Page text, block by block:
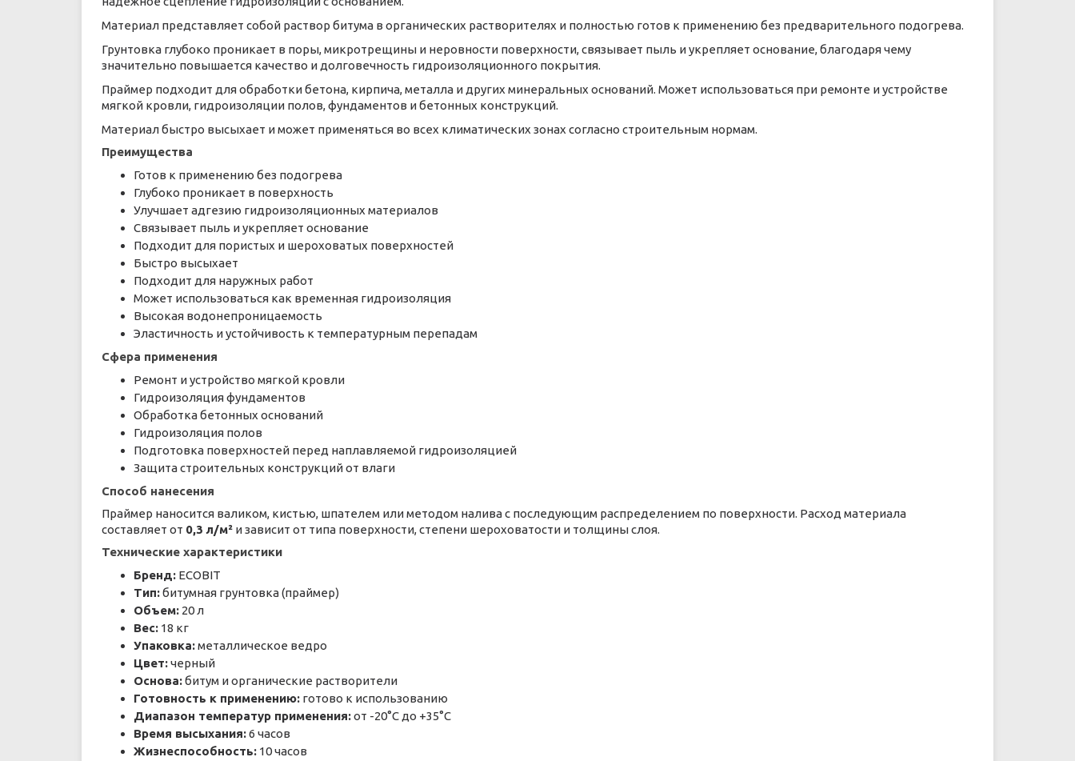
Материал представляет собой раствор битума в органических растворителях и полностью готов к применению без предварительного подогрева.
Грунтовка глубоко проникает в поры, микротрещины и неровности поверхности, связывает пыль и укрепляет основание, благодаря чему
значительно повышается качество и долговечность гидроизоляционного покрытия.
Праймер подходит для обработки бетона, кирпича, металла и других минеральных оснований. Может использоваться при ремонте и устройстве
мягкой кровли, гидроизоляции полов, фундаментов и бетонных конструкций.
Материал быстро высыхает и может применяться во всех климатических зонах согласно строительным нормам.
Преимущества
Готов к применению без подогрева
Глубоко проникает в поверхность
Улучшает адгезию гидроизоляционных материалов
Связывает пыль и укрепляет основание
Подходит для пористых и шероховатых поверхностей
Быстро высыхает
Подходит для наружных работ
Может использоваться как временная гидроизоляция
Высокая водонепроницаемость
Эластичность и устойчивость к температурным перепадам
Сфера применения
Ремонт и устройство мягкой кровли
Гидроизоляция фундаментов
Обработка бетонных оснований
Гидроизоляция полов
Подготовка поверхностей перед наплавляемой гидроизоляцией
Защита строительных конструкций от влаги
Способ нанесения
Праймер наносится валиком, кистью, шпателем или методом налива с последующим распределением по поверхности. Расход материала
составляет от 0,3 л/м² и зависит от типа поверхности, степени шероховатости и толщины слоя.
Технические характеристики
Бренд: ECOBIT
Тип:битумная грунтовка (праймер)
Объем: 20 л
Вес: 18 кг
Упаковка:металлическое ведро
Цвет:черный
Основа:битум и органические растворители
Готовность к применению: готово к использованию
Диапазон температур применения:от -20°C до +35°C
Время высыхания:6 часов
Жизнеспособность: 10 часов